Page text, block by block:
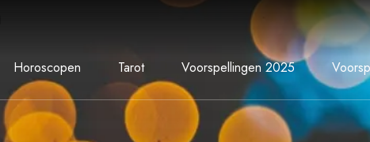
Horoscopen Tarot Voorspellingen 2025